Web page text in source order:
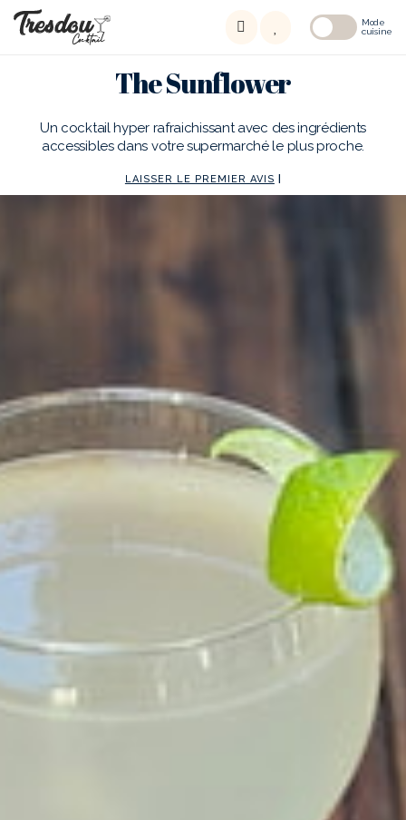
Mode
cuisine
The Sunflower
Un cocktail hyper rafraichissant avec des ingrédients
accessibles dans votre supermarché le plus proche.
LAISSER LE PREMIER AVIS